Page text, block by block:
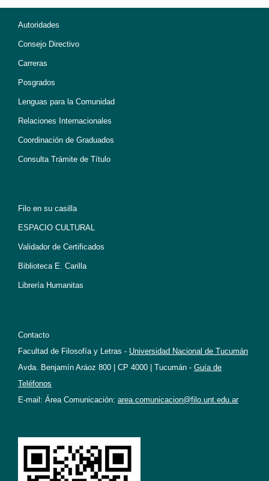
Autoridades
Consejo Directivo
Carreras
Posgrados
Lenguas para la Comunidad
Relaciones Internacionales
Coordinación de Graduados
Consulta Trámite de Título
Filo en su casilla
ESPACIO CULTURAL
Validador de Certificados
Biblioteca E. Carilla
Librería Humanitas
Contacto
Facultad de Filosofía y Letras - Universidad Nacional de Tucumán
Avda. Benjamín Aráoz 800 | CP 4000 | Tucumán - Guía de
Teléfonos
E-mail: Área Comunicación: area.comunicacion@filo.unt.edu.ar